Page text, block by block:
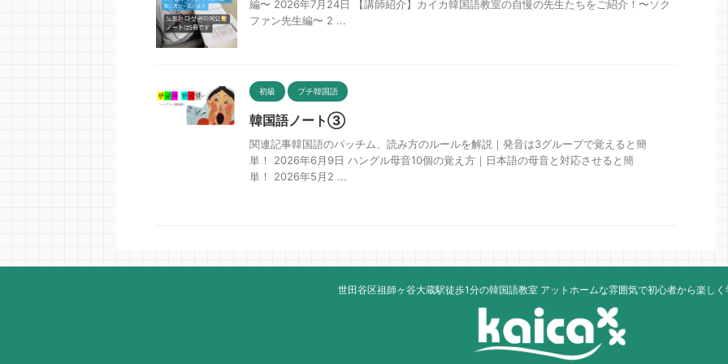
編〜 2026年7月24日 【講師紹介】カイカ韓国語教室の自慢の先生たちをご紹介！〜ソク
ファン先生編〜 2 ...
初級 プチ韓国語
韓国語ノート③
関連記事韓国語のパッチム、読み方のルールを解説｜発音は3グループで覚えると簡
単！ 2026年6月9日 ハングル母音10個の覚え方｜日本語の母音と対応させると簡
単！ 2026年5月2 ...
世田谷区祖師ヶ谷大蔵駅徒歩1分の韓国語教室 アットホームな雰囲気で初心者から楽しく